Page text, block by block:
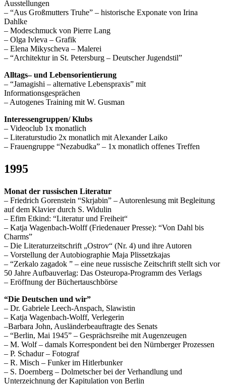
Ausstellungen
– “Aus Großmutters Truhe” – historische Exponate von Irina
Dahlke
– Modeschmuck von Pierre Lang
– Olga Ivleva – Grafik
– Elena Mikyscheva – Malerei
– “Architektur in St. Petersburg – Deutscher Jugendstil”
Alltags– und Lebensorientierung
– “Jamagishi – alternative Lebenspraxis” mit
Informationsgesprächen
– Autogenes Training mit W. Gusman
Interessengruppen/ Klubs
– Videoclub 1x monatlich
– Literaturstudio 2x monatlich mit Alexander Laiko
– Frauengruppe “Nezabudka” – 1x monatlich offenes Treffen
1995
Monat der russischen Literatur
– Friedrich Gorenstein “Skrjabin” – Autorenlesung mit Begleitung
auf dem Klavier durch S. Widulin
– Efim Etkind: “Literatur und Freiheit“
– Katja Wagenbach-Wolff (Friedenauer Presse): “Von Dahl bis
Charms”
– Die Literaturzeitschrift „Ostrov“ (Nr. 4) und ihre Autoren
– Vorstellung der Autobiographie Maja Plissetzkajas
– “Zerkalo zagadok ” – eine neue russische Zeitschrift stellt sich vor
50 Jahre Aufbauverlag: Das Osteuropa-Programm des Verlags
– Eröffnung der Büchertauschbörse
“Die Deutschen und wir”
– Dr. Gabriele Leech-Anspach, Slawistin
– Katja Wagenbach-Wolff, Verlegerin
–Barbara John, Ausländerbeauftragte des Senats
– “Berlin, Mai 1945” – Gesprächsreihe mit Augenzeugen
– M. Wolf – damals Korrespondent bei den Nürnberger Prozessen
– P. Schadur – Fotograf
– R. Misch – Funker im Hitlerbunker
– S. Doernberg – Dolmetscher bei der Verhandlung und
Unterzeichnung der Kapitulation von Berlin